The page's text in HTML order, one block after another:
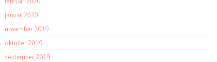
januar 2020
november 2019
oktober 2019
september 2019